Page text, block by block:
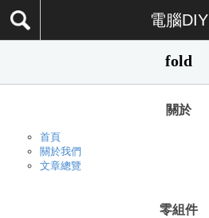
電腦DIY
fold
關於
首頁
關於我們
文章總覽
零組件